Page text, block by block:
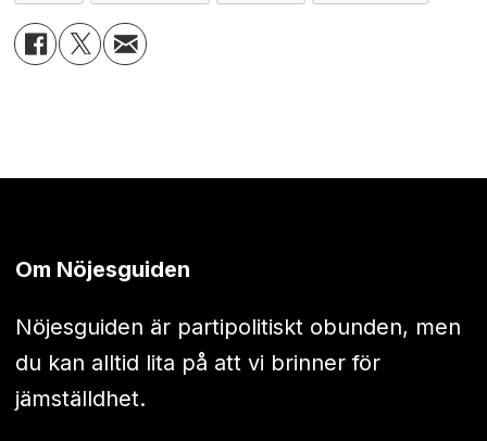
Om Nöjesguiden
Nöjesguiden är partipolitiskt obunden, men
du kan alltid lita på att vi brinner för
jämställdhet.